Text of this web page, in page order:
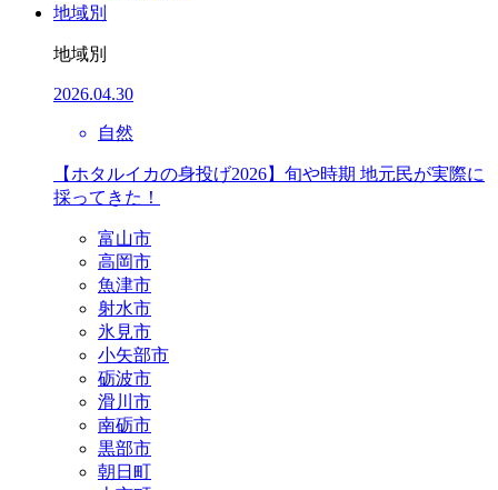
地域別
地域別
2026.04.30
自然
【ホタルイカの身投げ2026】旬や時期 地元民が実際に
採ってきた！
富山市
高岡市
魚津市
射水市
氷見市
小矢部市
砺波市
滑川市
南砺市
黒部市
朝日町